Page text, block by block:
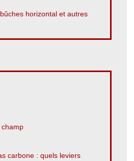
horizontal et autres
carbone : quels leviers